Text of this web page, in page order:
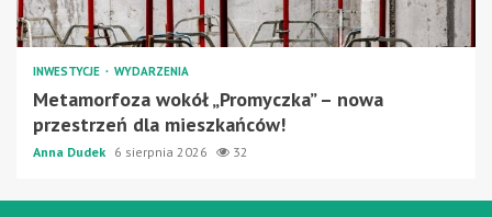
INWESTYCJE WYDARZENIA
Metamorfoza wokół „Promyczka” – nowa
przestrzeń dla mieszkańców!
Anna Dudek 6 sierpnia 2026 32